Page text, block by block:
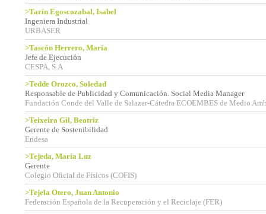
>Tarín Egoscozabal, Isabel
Ingeniera Industrial
URBASER
>Tascón Herrero, María
Jefe de Ejecución
CESPA, S.A
>Tedde Orozco, Soledad
Responsable de Publicidad y Comunicación. Social Media Manager
Fundación Conde del Valle de Salazar-Cátedra ECOEMBES de Medio
>Teixeira Gil, Beatriz
Gerente de Sostenibilidad
Endesa
>Tejeda, María Luz
Gerente
Colegio Oficial de Físicos (COFIS)
>Tejela Otero, Juan Antonio
Federación Española de la Recuperación y el Reciclaje (FER)